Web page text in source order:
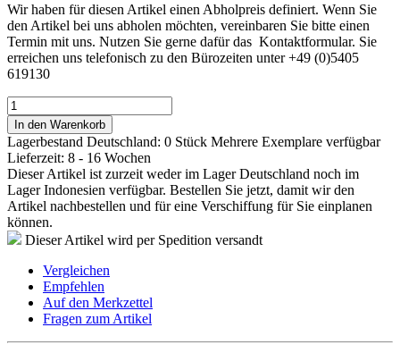
Wir haben für diesen Artikel einen Abholpreis definiert. Wenn Sie
den Artikel bei uns abholen möchten, vereinbaren Sie bitte einen
Termin mit uns. Nutzen Sie gerne dafür das Kontaktformular. Sie
erreichen uns telefonisch zu den Bürozeiten unter +49 (0)5405
619130
In den Warenkorb
Lagerbestand Deutschland: 0 Stück Mehrere Exemplare verfügbar
Lieferzeit: 8 - 16 Wochen
Dieser Artikel ist zurzeit weder im Lager Deutschland noch im
Lager Indonesien verfügbar. Bestellen Sie jetzt, damit wir den
Artikel nachbestellen und für eine Verschiffung für Sie einplanen
können.
Dieser Artikel wird per Spedition versandt
Vergleichen
Empfehlen
Auf den Merkzettel
Fragen zum Artikel